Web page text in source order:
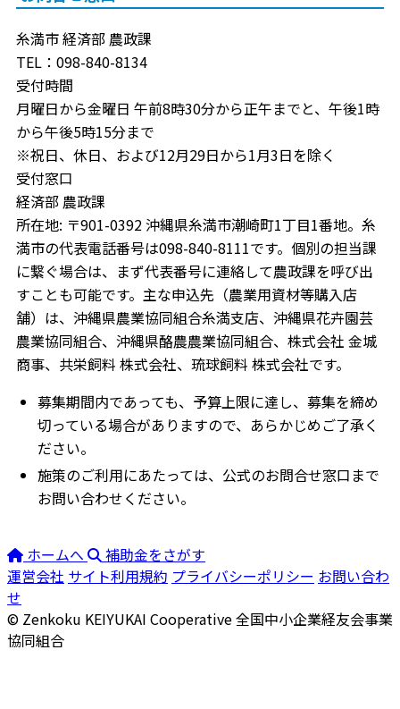
糸満市 経済部 農政課
TEL：098-840-8134
受付時間
月曜日から金曜日 午前8時30分から正午までと、午後1時
から午後5時15分まで
※祝日、休日、および12月29日から1月3日を除く
受付窓口
経済部 農政課
所在地: 〒901-0392 沖縄県糸満市潮崎町1丁目1番地。糸
満市の代表電話番号は098-840-8111です。個別の担当課
に繋ぐ場合は、まず代表番号に連絡して農政課を呼び出
すことも可能です。主な申込先（農業用資材等購入店
舗）は、沖縄県農業協同組合糸満支店、沖縄県花卉園芸
農業協同組合、沖縄県酪農農業協同組合、株式会社 金城
商事、共栄飼料 株式会社、琉球飼料 株式会社です。
募集期間内であっても、予算上限に達し、募集を締め
切っている場合がありますので、あらかじめご了承く
ださい。
施策のご利用にあたっては、公式のお問合せ窓口まで
お問い合わせください。
ホームへ
補助金をさがす
運営会社 サイト利用規約 プライバシーポリシー お問い合わ
せ
© Zenkoku KEIYUKAI Cooperative全国中小企業経友会事業
協同組合